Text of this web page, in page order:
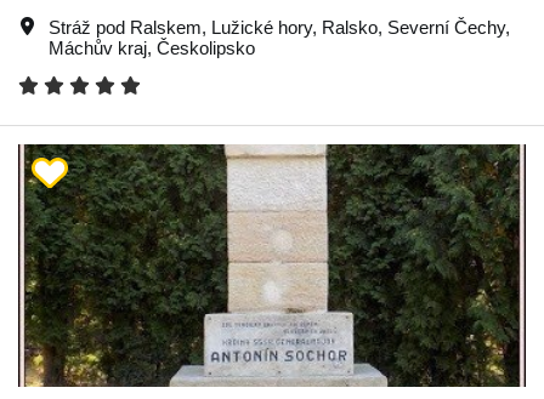
Stráž pod Ralskem, Lužické hory, Ralsko, Severní Čechy,
Máchův kraj, Českolipsko